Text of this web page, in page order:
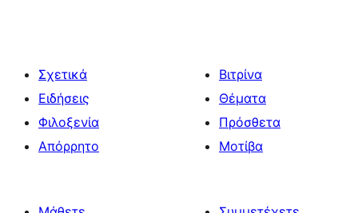
Σχετικά
Ειδήσεις
Φιλοξενία
Απόρρητο
Βιτρίνα
Θέματα
Πρόσθετα
Μοτίβα